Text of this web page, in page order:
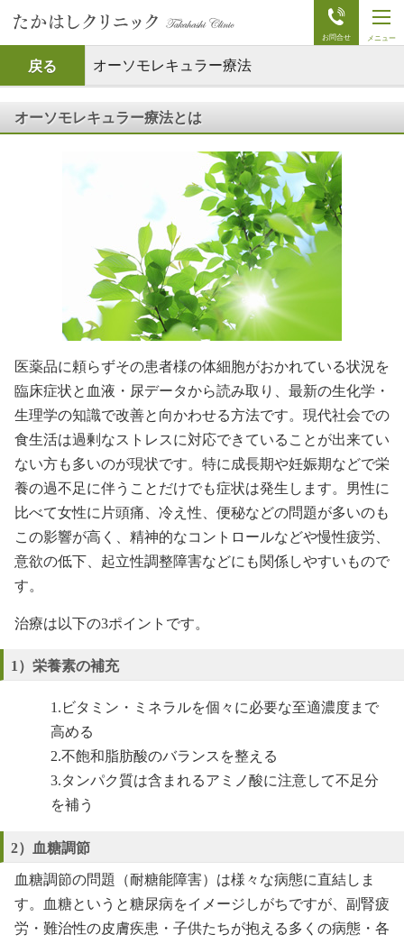
t
o
g
e
v
戻る オーソモレキュラー療法
オーソモレキュラー療法とは
医薬品に頼らずその患者様の体細胞がおかれている状況を
臨床症状と血液・尿データから読み取り、最新の生化学・
生理学の知識で改善と向かわせる方法です。現代社会での
食生活は過剰なストレスに対応できていることが出来てい
ない方も多いのが現状です。特に成長期や妊娠期などで栄
養の過不足に伴うことだけでも症状は発生します。男性に
比べて女性に片頭痛、冷え性、便秘などの問題が多いのも
この影響が高く、精神的なコントロールなどや慢性疲労、
意欲の低下、起立性調整障害などにも関係しやすいもので
す。
治療は以下の3ポイントです。
1）栄養素の補充
1.ビタミン・ミネラルを個々に必要な至適濃度まで
高める
2.不飽和脂肪酸のバランスを整える
3.タンパク質は含まれるアミノ酸に注意して不足分
を補う
2）血糖調節
血糖調節の問題（耐糖能障害）は様々な病態に直結しま
す。血糖というと糖尿病をイメージしがちですが、副腎疲
労・難治性の皮膚疾患・子供たちが抱える多くの病態・各